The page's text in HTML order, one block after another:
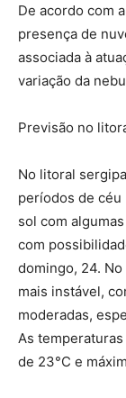
De acordo com
presença de
associada à
variação da
Previsão no
No litoral
períodos de céu
sol com
com
domingo, 24.
mais instável,
moderadas,
As
de 23°C e